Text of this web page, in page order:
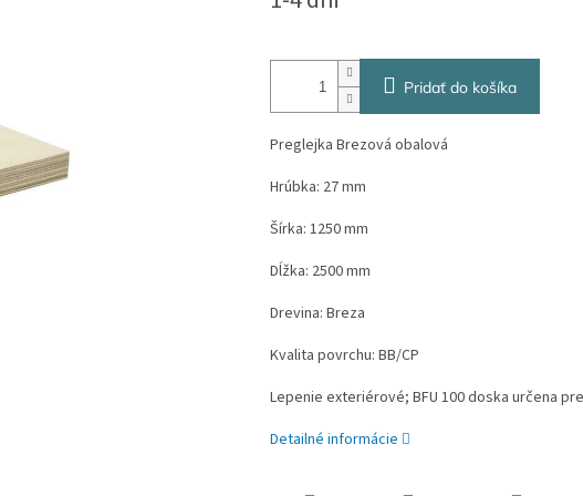
Pridať do košíka
Preglejka Brezová obalová
Hrúbka: 27 mm
Šírka: 1250 mm
Dĺžka: 2500 mm
Drevina: Breza
Kvalita povrchu: BB/CP
Lepenie exteriérové; BFU 100 doska určena
Detailné informácie